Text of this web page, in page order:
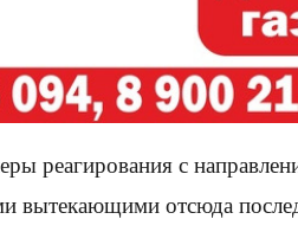
реагирования с
вытекающими отсюда